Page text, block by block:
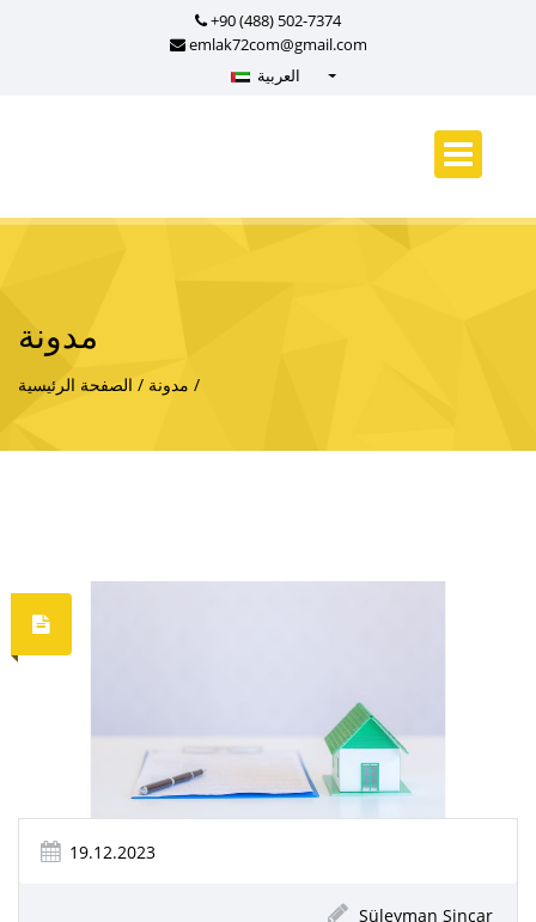
+90 (488) 502-7374
emlak72com@gmail.com
العربية
مدونة
الصفحة الرئيسية مدونة
19.12.2023
Süleyman Sincar